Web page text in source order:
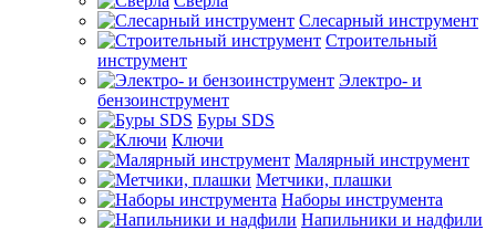
Слесарный инструмент
Строительный
инструмент
Электро- и
бензоинструмент
Буры SDS
Ключи
Малярный инструмент
Метчики, плашки
Наборы инструмента
Напильники и надфили